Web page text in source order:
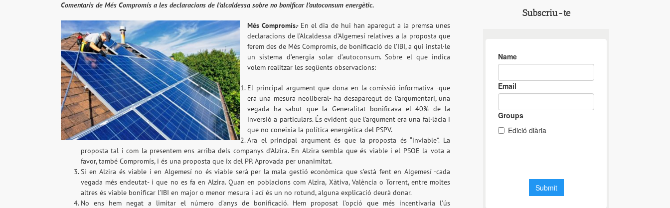
Comentaris de Més Compromís a les declaracions de l’alcaldessa sobre no bonificar l’autoconsum energètic.
Més Compromís.- En el dia de hui han aparegut a la premsa unes
declaracions de l’Alcaldessa d’Algemesí relatives a la proposta que
ferem des de Més Compromís, de bonificació de l’IBI, a qui instal·le
un sistema d’energia solar d’autoconsum. Sobre el que indica
volem realitzar les següents observacions:
El principal argument que dona en la comissió informativa -que
era una mesura neoliberal- ha desaparegut de l’argumentari, una
vegada ha sabut que la Generalitat bonificava el 40% de la
inversió a particulars. És evident que l’argument era una fal·làcia i
que no coneixia la política energètica del PSPV.
Ara el principal argument és que la proposta és “inviable”. La
proposta tal i com la presentem ens arriba dels companys d’Alzira. En Alzira sembla que és viable i el PSOE la vota a
favor, també Compromís, i és una proposta que ix del PP. Aprovada per unanimitat.
Si en Alzira és viable i en Algemesí no és viable serà per la mala gestió econòmica que s’està fent en Algemesí -cada
vegada més endeutat- i que no es fa en Alzira. Quan en poblacions com Alzira, Xàtiva, València o Torrent, entre moltes
altres és viable bonificar l’IBI en major o menor mesura i ací és un no rotund, alguna explicació deurà donar.
No ens hem negat a limitar el número d’anys de bonificació. Hem proposat l’opció que més incentivaria l’ús
Subscriu-te